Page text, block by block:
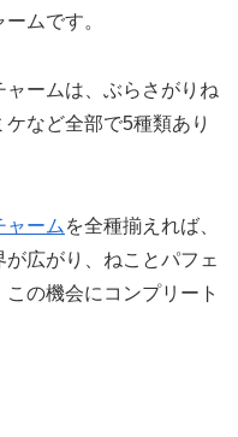
ムです。
ームは、ぶらさがりね
など全部で5種類あり
ャーム を全種揃えれば、
広がり、ねことパフェ
の機会にコンプリート